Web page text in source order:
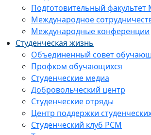
Подготовительный
Международное
Международные конференции
Студенческая жизнь
Объединенный совет
Профком обучающихся
Студенческие медиа
Добровольческий центр
Студенческие отряды
Центр поддержки
Студенческий клуб РСМ